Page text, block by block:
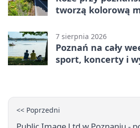
tworzą kolorową
7 sierpnia 2026
Poznań na cały
sport, koncerty i
<< Poprzedni